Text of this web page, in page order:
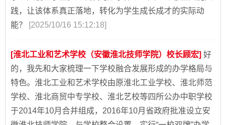
践，让该体系真正落地，转化为学生成长成才的实际动
能？
[2025/10/16 15:12:18]
[淮北工业和艺术学校（安徽淮北技师学院）校长顾宏] 好
的，我先和大家梳理一下学校融合发展形成的办学格局与
特色。淮北工业和艺术学校由原淮北工业学校、淮北师范
学校、淮北商贸中专学校、淮北艺校等四所公办中职学校
于2014年10月合并组成，2016年10月省政府批准设立安